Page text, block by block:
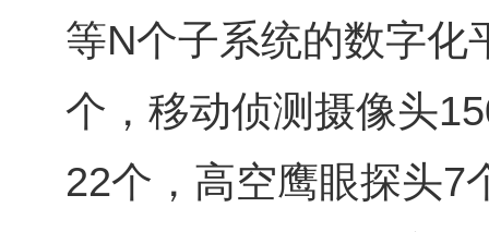
等N个子系统的数字化
个，移动侦测摄像头
22个，高空鹰眼探头7